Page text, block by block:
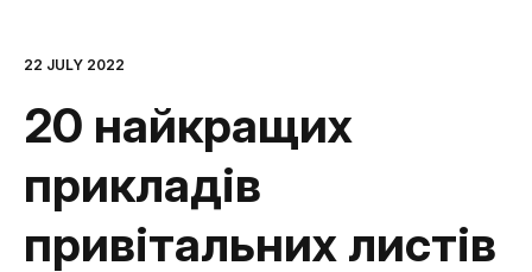
22 JULY 2022
20 найкращих
прикладів
привітальних листів